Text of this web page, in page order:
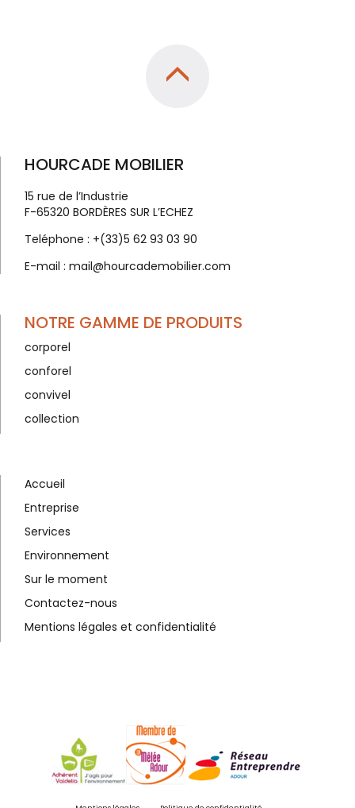
HOURCADE MOBILIER
15 rue de l’Industrie
F-65320 BORDÈRES SUR L’ECHEZ
Teléphone : +(33)5 62 93 03 90
E-mail : mail@hourcademobilier.com
NOTRE GAMME DE PRODUITS
corporel
conforel
convivel
collection
Accueil
Entreprise
Services
Environnement
Sur le moment
Contactez-nous
Mentions légales et confidentialité